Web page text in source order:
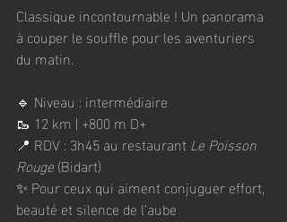
Classique incontournable ! Un panorama
à couper le souffle pour les aventuriers
du matin.
🔹 Niveau : intermédiaire
🥾 12 km | +800 m D+
📍 RDV : 3h45 au restaurant Le Poisson
Rouge (Bidart)
✨ Pour ceux qui aiment conjuguer effort,
beauté et silence de l’aube